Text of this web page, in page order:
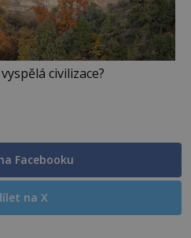
civilizace?
Facebooku
na X